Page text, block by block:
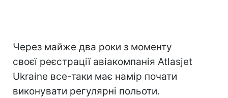
Через майже два роки з моменту
своєї реєстрації авіакомпанія Atlasjet
Ukraine все-таки має намір почати
виконувати регулярні польоти.